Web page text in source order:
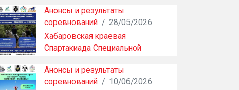
Анонсы и результаты
соревнований / 28/05/2026
Хабаровская краевая
Спартакиада Специальной
Анонсы и результаты
соревнований / 10/06/2026